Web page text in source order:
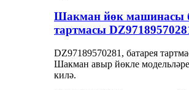
Шакман йөк машинасы
тартмасы
DZ97189570281, батарея
Шакман авыр йөкле
килә.